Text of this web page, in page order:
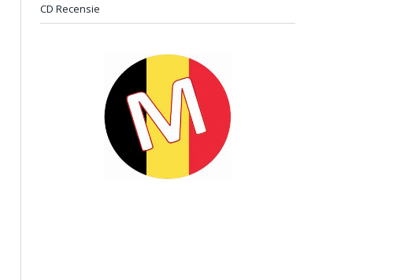
CD Recensie